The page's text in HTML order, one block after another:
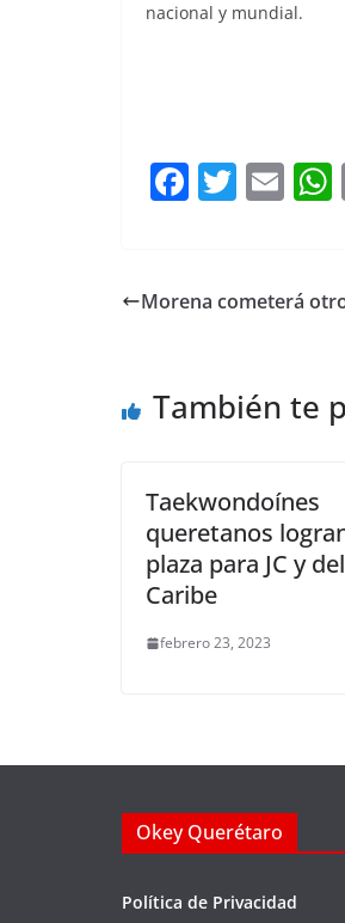
nacional y mundial.
F
e
o
T
er
E
l
Morena cometerá
También te
Taekwondoínes
queretanos
plaza para JC y del
Caribe
febrero 23, 2023
Okey Querétaro
Política de Privacidad